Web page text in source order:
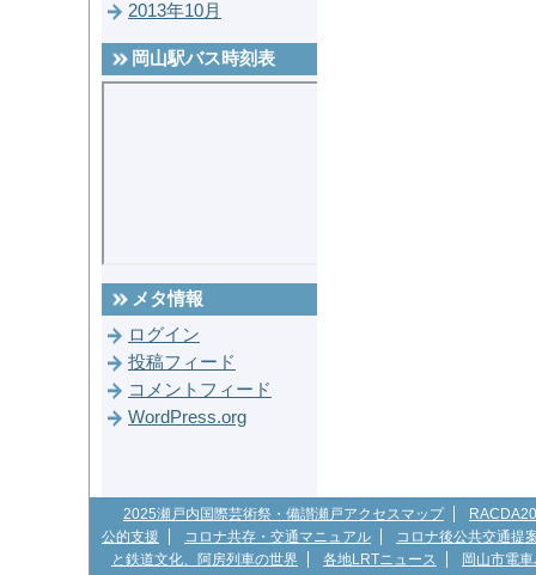
2013年10月
岡山駅バス時刻表
メタ情報
ログイン
投稿フィード
コメントフィード
WordPress.org
2025瀬戸内国際芸術祭・備讃瀬戸アクセスマップ
公的支援
コロナ共存・交通マニュアル
コロナ後公共交通提
と鉄道文化、阿房列車の世界
各地LRTニュース 岡山市電